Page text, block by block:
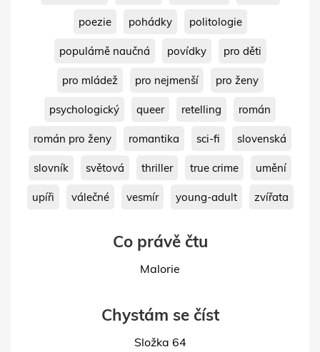
poezie pohádky politologie
populárně naučná povídky pro děti
pro mládež pro nejmenší pro ženy
psychologický queer retelling román
román pro ženy romantika sci-fi slovenská
slovník světová thriller true crime umění
upíři válečné vesmír young-adult zvířata
Co právě čtu
Malorie
Chystám se číst
Složka 64